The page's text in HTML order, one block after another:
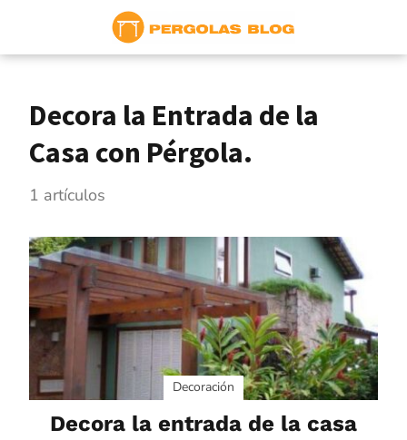
Decora la Entrada de la
Casa con Pérgola.
1 artículos
Decoración
Decora la entrada de la casa